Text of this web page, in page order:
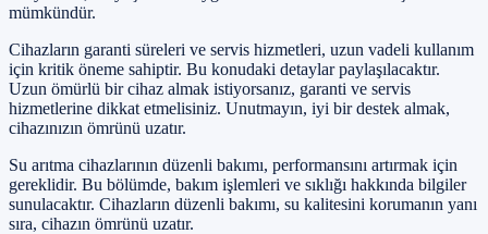
mümkündür.
Cihazların garanti süreleri ve servis hizmetleri, uzun vadeli kullanım
için kritik öneme sahiptir. Bu konudaki detaylar paylaşılacaktır.
Uzun ömürlü bir cihaz almak istiyorsanız, garanti ve servis
hizmetlerine dikkat etmelisiniz. Unutmayın, iyi bir destek almak,
cihazınızın ömrünü uzatır.
Su arıtma cihazlarının düzenli bakımı, performansını artırmak için
gereklidir. Bu bölümde, bakım işlemleri ve sıklığı hakkında bilgiler
sunulacaktır. Cihazların düzenli bakımı, su kalitesini korumanın yanı
sıra, cihazın ömrünü uzatır.